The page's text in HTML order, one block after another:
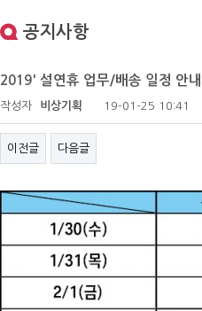
공지사항
2019' 설연휴 업무/배송 일정 안내
작성자 비상기획 19-01-25 10:41
이전글 다음글